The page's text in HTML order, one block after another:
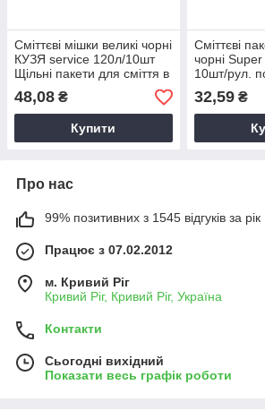
Сміттєві мішки великі чорні
КУЗЯ service 120л/10шт
Щільні пакети для сміття в
рулоні
48,08 ₴
Купити
Сміттєві
чорні
10шт/рул.
Мішки для
32,59₴
Про нас
99% позитивних з 1545 відгуків за рік
Працює з 07.02.2012
м. Кривий Ріг
Кривий Ріг, Кривий Ріг, Україна
Контакти
Сьогодні вихідний
Показати весь графік роботи